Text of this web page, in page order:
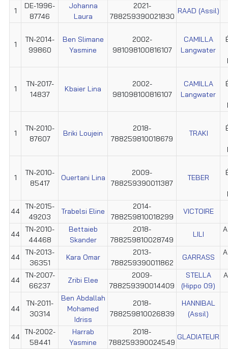
1
DE-1996-
87746
Johanna
Laura
2021-
788259390021830
RAAD (Assil)
1
TN-2014-
99860
Ben Slimane
Yasmine
2002-
981098100816107
CAMILLA
Langwater
1
TN-2017-
14837
Kbaier Lina
2002-
981098100816107
CAMILLA
Langwater
1
TN-2010-
87607
Briki Loujein
2018-
788259810018679
TRAKI
1
TN-2010-
85417
Ouertani Lina
2009-
788259390011387
TEBER
44
TN-2015-
49203
Trabelsi Eline
2014-
788259810018299
VICTOIRE
44
TN-2010-
44468
Bettaieb
Skander
2018-
788259810028749
LILI
44
TN-2013-
36351
Kara Omar
2013-
788259390011862
GARRASS
44
TN-2007-
66237
Zribi Elee
2009-
788259390014409
STELLA
(Hippo 09)
44
TN-2011-
30314
Ben Abdallah
Mohamed
Idriss
2018-
788259810026839
HANNIBAL
(Assil)
44
TN-2002-
58441
Harrab
Yasmine
2018-
788259390024549
GLADIATEUR